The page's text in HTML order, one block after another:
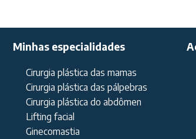
Minhas especialidades
Cirurgia plástica das mamas
Cirurgia plástica das pálpebras
Cirurgia plástica do abdômen
Lifting facial
Ginecomastia